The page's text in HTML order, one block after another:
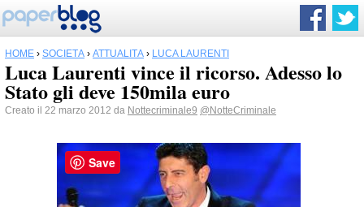
HOME › SOCIETÀ › ATTUALITÀ › LUCA LAURENTI
Luca Laurenti vince il ricorso. Adesso lo
Stato gli deve 150mila euro
Creato il 22 marzo 2012 da Nottecriminale9 @NotteCriminale
Save